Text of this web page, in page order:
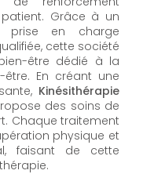
Grâce à un
prise en charge
cette société
être dédié à la
En créant une
Kinésithérapie
des soins de
Chaque traitement
physique et
faisant de cette